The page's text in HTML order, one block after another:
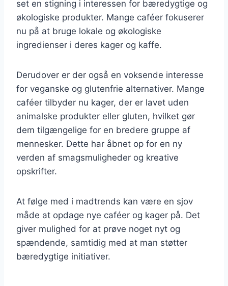
set en stigning i interessen for bæredygtige og
økologiske produkter. Mange caféer fokuserer
nu på at bruge lokale og økologiske
ingredienser i deres kager og kaffe.
Derudover er der også en voksende interesse
for veganske og glutenfrie alternativer. Mange
caféer tilbyder nu kager, der er lavet uden
animalske produkter eller gluten, hvilket gør
dem tilgængelige for en bredere gruppe af
mennesker. Dette har åbnet op for en ny
verden af smagsmuligheder og kreative
opskrifter.
At følge med i madtrends kan være en sjov
måde at opdage nye caféer og kager på. Det
giver mulighed for at prøve noget nyt og
spændende, samtidig med at man støtter
bæredygtige initiativer.